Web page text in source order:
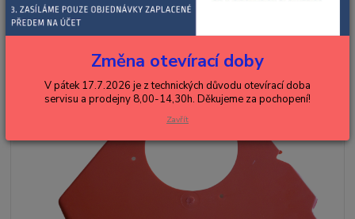
DIU JEVÍČKO štít strunové
sekačky
Změna otevírací doby
V pátek 17.7.2026 je z technických důvodu otevírací doba
servisu a prodejny 8,00-14,30h. Děkujeme za pochopení!
Zavřít